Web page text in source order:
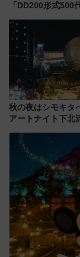
「DD200形式500
秋の夜はシモキタ
アートナイト下北
を満喫しよう